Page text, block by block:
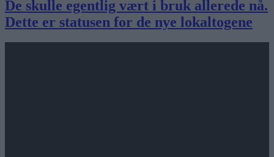
De skulle egentlig vært i bruk allerede nå.
Dette er statusen for de nye lokaltogene